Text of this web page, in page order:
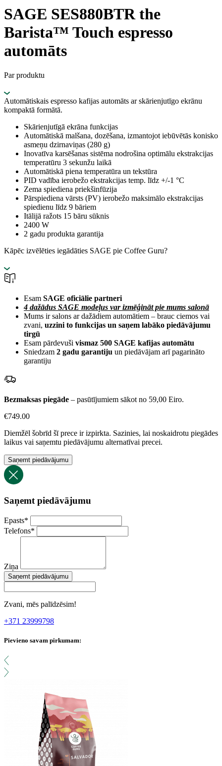
SAGE SES880BTR the
Barista™ Touch espresso
automāts
Par produktu
Automātiskais espresso kafijas automāts ar skārienjutīgo ekrānu
kompaktā formātā.
Skārienjutīgā ekrāna funkcijas
Automātiskā malšana, dozēšana, izmantojot iebūvētās konisko
asmeņu dzirnaviņas (280 g)
Inovatīva karsēšanas sistēma nodrošina optimālu ekstrakcijas
temperatūru 3 sekunžu laikā
Automātiskā piena temperatūra un tekstūra
PID vadība ierobežo ekstrakcijas temp. līdz +/-1 °C
Zema spiediena priekšinfūzija
Pārspiediena vārsts (PV) ierobežo maksimālo ekstrakcijas
spiedienu līdz 9 bāriem
Itālijā ražots 15 bāru sūknis
2400 W
2 gadu produkta garantija
Kāpēc izvēlēties iegādāties SAGE pie Coffee Guru?
Esam SAGE oficiālie partneri
4 dažādus SAGE modeļus var izmēģināt pie mums salonā
Mums ir salons ar dažādiem automātiem – brauc ciemos vai
zvani, uzzini to funkcijas un saņem labāko piedāvājumu
tirgū
Esam pārdevuši vismaz 500 SAGE kafijas automātu
Sniedzam 2 gadu garantiju un piedāvājam arī pagarināto
garantiju
Bezmaksas piegāde – pasūtījumiem sākot no 59,00 Eiro.
€749.00
Diemžēl šobrīd šī prece ir izpirkta. Sazinies, lai noskaidrotu piegādes
laikus vai saņemtu piedāvājumu alternatīvai precei.
Saņemt piedāvājumu
Saņemt piedāvājumu
Epasts*
Telefons*
Ziņa
Saņemt piedāvājumu
Zvani, mēs palīdzēsim!
+371 23999798
Pievieno savam pirkumam: